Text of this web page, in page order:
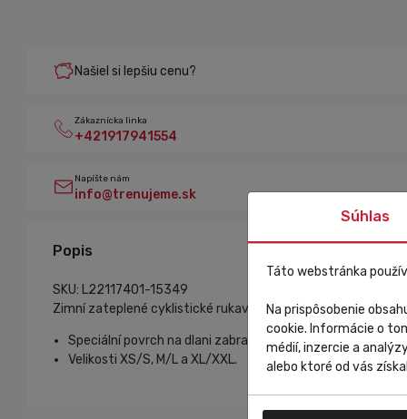
Našiel si lepšiu cenu?
Zákaznícka linka
+421917941554
Napíšte nám
info@trenujeme.sk
Popis
SKU: L22117401-15349
Zimní zateplené cyklistické rukavice z kolekce Klimatik,
Speciální povrch na dlani zabraňuje klouzání rukavic za
Velikosti XS/S, M/L a XL/XXL.
Súhlas
Táto webstránka
Na prispôsobenie
cookie. Informácie o
médií, inzercie a
alebo ktoré od vás